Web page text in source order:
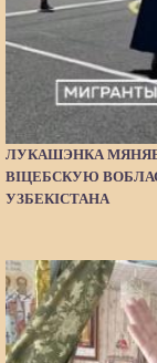
ЛУКАШЭНКА
ВІЦЕБСКУЮ
УЗБЕКІСТАНА